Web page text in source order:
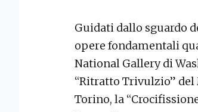
Guidati dallo sguardo
opere fondamentali
National Gallery di
“Ritratto Trivulzio” del
Torino, la